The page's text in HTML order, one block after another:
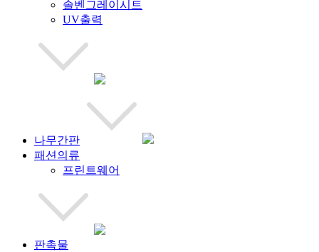
솔벤그레이시트
UV출력
나무간판
패션의류
프린트웨어
판촉물